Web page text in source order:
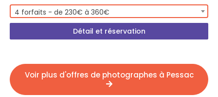
4 forfaits - de 230€ à 360€
Détail et réservation
Voir plus d'offres de photographes à Pessac